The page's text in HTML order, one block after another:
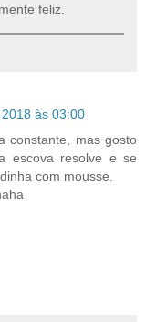
feliz.
às 03:00
constante, mas gosto
escova resolve e se
com mousse.